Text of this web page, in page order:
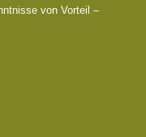
von Vorteil –